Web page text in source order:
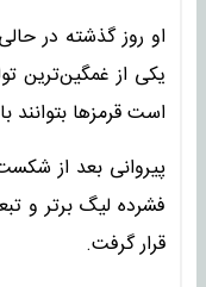
یکی از غمگین‌ترین
است قرمزها بتوانند
پیروانی بعد از
فشرده لیگ برتر و
قرار گرفت.